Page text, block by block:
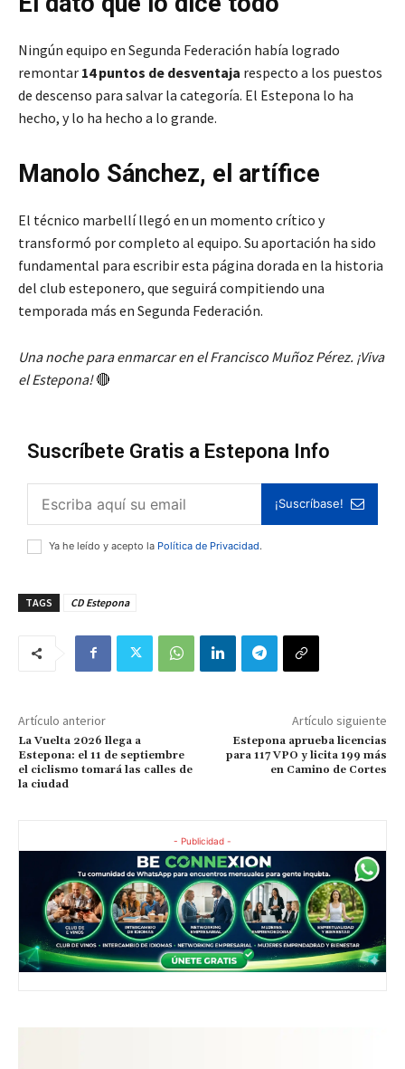
Ningún equipo en Segunda Federación había logrado
remontar 14 puntos de desventaja respecto a los puestos
de descenso para salvar la categoría. El Estepona lo ha
hecho, y lo ha hecho a lo grande.
Manolo Sánchez, el artífice
El técnico marbellí llegó en un momento crítico y
transformó por completo al equipo. Su aportación ha sido
fundamental para escribir esta página dorada en la historia
del club esteponero, que seguirá compitiendo una
temporada más en Segunda Federación.
Una noche para enmarcar en el Francisco Muñoz Pérez. ¡Viva
el Estepona!🔴
Suscríbete Gratis a Estepona Info
¡Suscríbase!
Ya he leído y acepto la Política de Privacidad.
TAGS CD Estepona
Artículo anterior
La Vuelta 2026 llega a
Estepona: el 11 de septiembre
el ciclismo tomará las calles de
la ciudad
Artículo siguiente
Estepona aprueba licencias
para 117 VPO y licita 199 más
en Camino de Cortes
- Publicidad -